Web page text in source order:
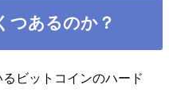
つあるのか？
ビットコインのハード